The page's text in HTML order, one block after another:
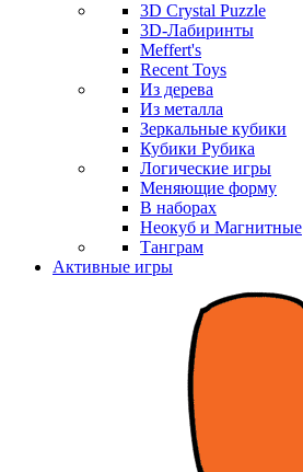
3D Crystal Puzzle
3D-Лабиринты
Meffert's
Recent Toys
Из дерева
Из металла
Зеркальные кубики
Кубики Рубика
Логические игры
Меняющие форму
В наборах
Неокуб и Магнитные
Танграм
Активные игры